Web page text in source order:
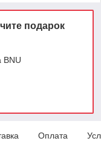
подарок
BNU
Оплата